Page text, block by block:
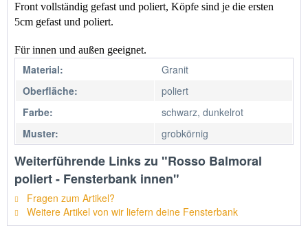
Front vollständig gefast und poliert, Köpfe sind je die ersten
5cm gefast und poliert.
Für innen und außen geeignet.
Material:
Granit
Oberfläche:
poliert
Farbe:
schwarz, dunkelrot
Muster:
grobkörnig
Weiterführende Links zu "Rosso Balmoral
poliert - Fensterbank innen"
Fragen zum Artikel?
Weitere Artikel von wir liefern deine Fensterbank